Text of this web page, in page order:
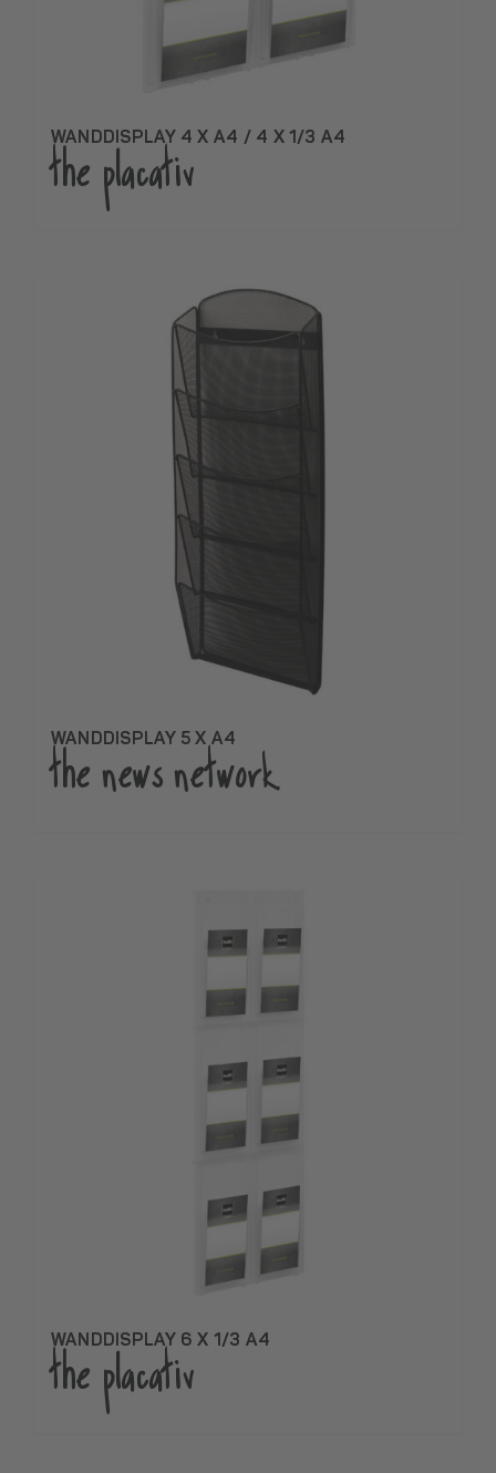
WANDDISPLAY 4 X A4 / 4 X 1/3 A4
the placativ
WANDDISPLAY 5 X A4
the news network
WANDDISPLAY 6 X 1/3 A4
the placativ